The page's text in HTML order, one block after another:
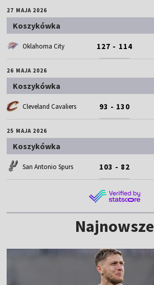
27 MAJA 2026
Koszykówka
Oklahoma City 127 - 114
26 MAJA 2026
Koszykówka
Cleveland Cavaliers 93 - 130
25 MAJA 2026
Koszykówka
San Antonio Spurs 103 - 82
Najnowsze